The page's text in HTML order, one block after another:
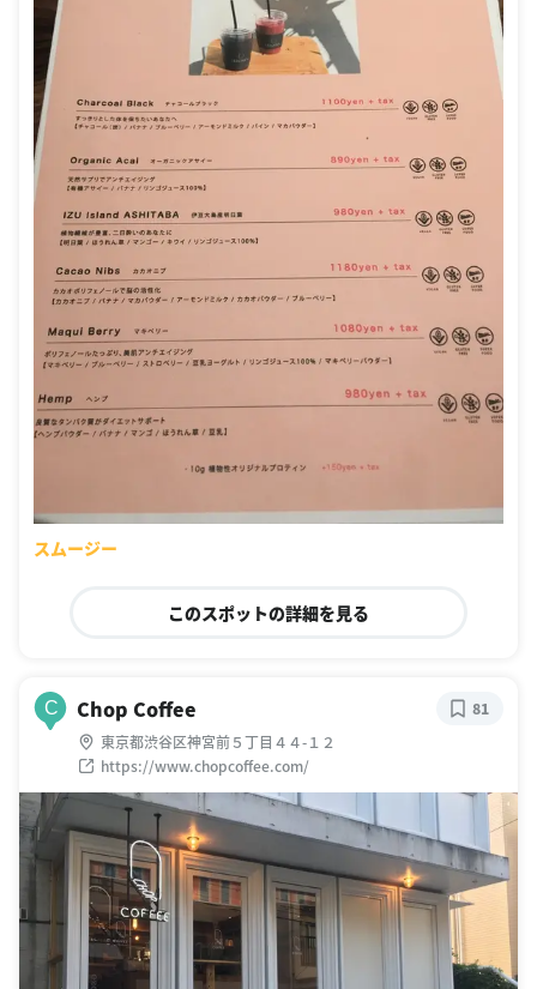
スムージー
このスポットの詳細を見る
C Chop Coffee
東京都渋谷区神宮前５丁目４４-１２
https://www.chopcoffee.com/
81